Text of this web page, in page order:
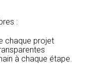
:
chaque projet
à chaque étape.